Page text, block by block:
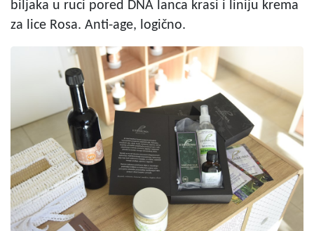
biljaka u ruci pored DNA lanca krasi i liniju krema
za lice Rosa. Anti-age, logično.